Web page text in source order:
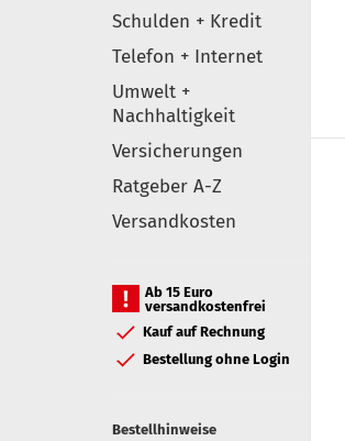
Schulden + Kredit
Telefon + Internet
Umwelt +
Nachhaltigkeit
Versicherungen
Ratgeber A-Z
Versandkosten
Ab 15 Euro
versandkostenfrei
Kauf auf Rechnung
Bestellung ohne Login
Bestellhinweise